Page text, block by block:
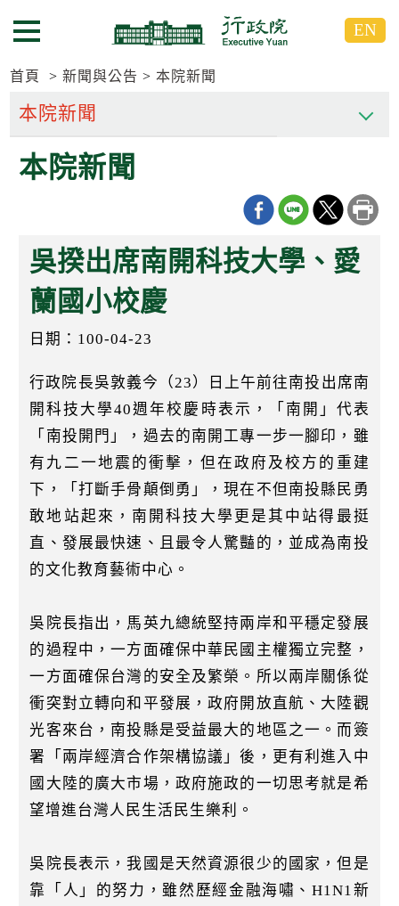
到
要
區
到
要
區
選單按鈕 EN
首頁 新聞與公告 本院新聞
本院新聞
吳揆出席南開科技大學、愛
蘭國小校慶
日期：100-04-23
行政院長吳敦義今（23）日上午前往南投出席南
開科技大學40週年校慶時表示，「南開」代表
「南投開門」，過去的南開工專一步一腳印，雖
有九二一地震的衝擊，但在政府及校方的重建
下，「打斷手骨顛倒勇」，現在不但南投縣民勇
敢地站起來，南開科技大學更是其中站得最挺
直、發展最快速、且最令人驚豔的，並成為南投
的文化教育藝術中心。
吳院長指出，馬英九總統堅持兩岸和平穩定發展
的過程中，一方面確保中華民國主權獨立完整，
一方面確保台灣的安全及繁榮。所以兩岸關係從
衝突對立轉向和平發展，政府開放直航、大陸觀
光客來台，南投縣是受益最大的地區之一。而簽
署「兩岸經濟合作架構協議」後，更有利進入中
國大陸的廣大市場，政府施政的一切思考就是希
望增進台灣人民生活民生樂利。
吳院長表示，我國是天然資源很少的國家，但是
靠「人」的努力，雖然歷經金融海嘯、H1N1新